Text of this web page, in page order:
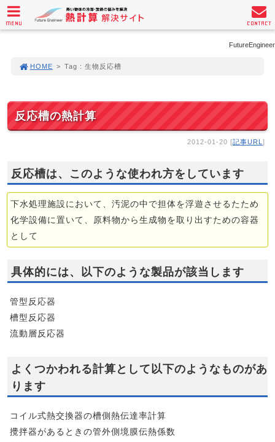
FutureEngineer
HOME > Tag : 生物反応槽
反応槽の熱計算
2012-01-20 [記事URL ]
反応槽は、このような使われ方をしています
下水処理施設において、汚泥の中で担体を浮遊させるたため
化学設備に置いて、原料物から生成物を取り出すための容器
として
具体的には、以下のような製品が該当します
管型反応器
槽型反応器
流動層反応器
よくつかわれる計算として以下のようなものがあ
ります
コイル式熱交換器の槽側熱伝達率計算
攪拌器があるときの管外側境膜伝熱係数
MENU CONTACT